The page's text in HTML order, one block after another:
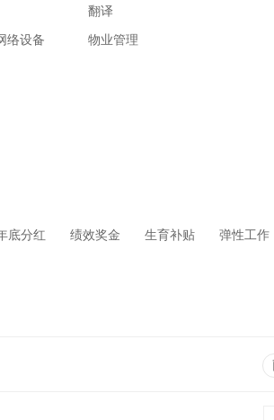
翻译
络设备
物业管理
底分红 绩效奖金 生育补贴 弹性工作